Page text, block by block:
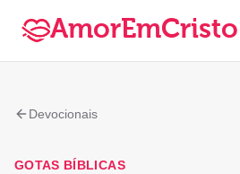
AmorEmCristo
Devocionais
GOTAS BÍBLICAS